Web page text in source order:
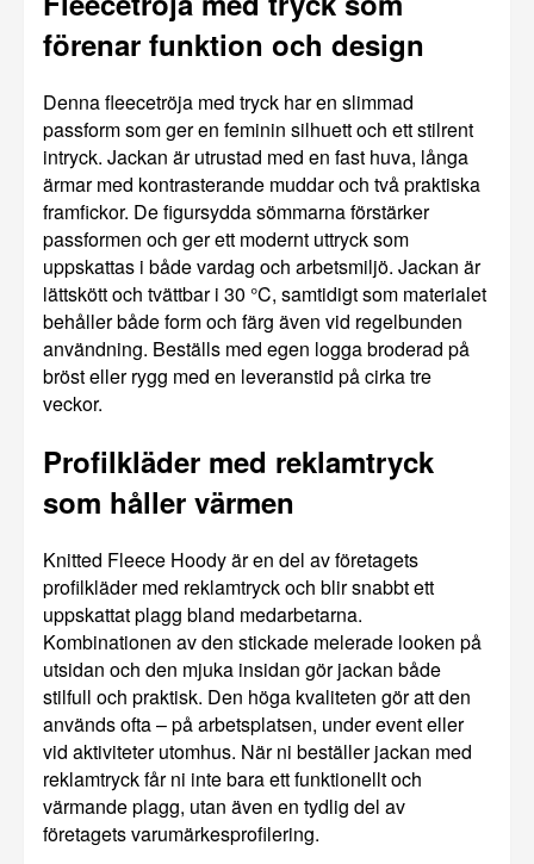
förenar funktion och design
Denna fleecetröja med tryck har en slimmad
passform som ger en feminin silhuett och ett stilrent
intryck. Jackan är utrustad med en fast huva, långa
ärmar med kontrasterande muddar och två praktiska
framfickor. De figursydda sömmarna förstärker
passformen och ger ett modernt uttryck som
uppskattas i både vardag och arbetsmiljö. Jackan är
lättskött och tvättbar i 30 °C, samtidigt som materialet
behåller både form och färg även vid regelbunden
användning. Beställs med egen logga broderad på
bröst eller rygg med en leveranstid på cirka tre
veckor.
Profilkläder med reklamtryck
som håller värmen
Knitted Fleece Hoody är en del av företagets
profilkläder med reklamtryck och blir snabbt ett
uppskattat plagg bland medarbetarna.
Kombinationen av den stickade melerade looken på
utsidan och den mjuka insidan gör jackan både
stilfull och praktisk. Den höga kvaliteten gör att den
används ofta – på arbetsplatsen, under event eller
vid aktiviteter utomhus. När ni beställer jackan med
reklamtryck får ni inte bara ett funktionellt och
värmande plagg, utan även en tydlig del av
företagets varumärkesprofilering.